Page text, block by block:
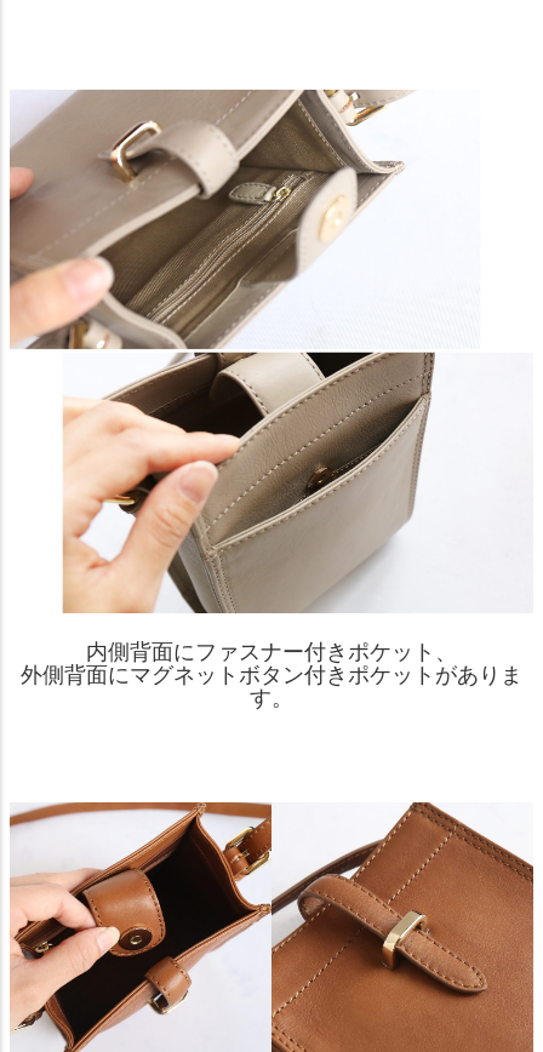
内側背面にファスナー付きポケット、
外側背面にマグネットボタン付きポケットがありま
す。